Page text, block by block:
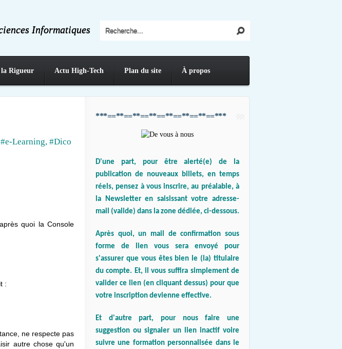
Informatiques
Rigueur Actu High-Tech Plan du site À propos
#e-Learning, #Dico
quoi la Console
:
ne respecte pas
autre chose qu'un
***==**==**==**==**==**==**==***
D'une part, pour être alerté(e) de la
publication de nouveaux billets, en temps
réels, pensez à vous inscrire, au préalable, à
la Newsletter en saisissant votre adresse-
mail (valide) dans la zone dédiée, ci-dessous.
Après quoi, un mail de confirmation sous
forme de lien vous sera envoyé pour
s'assurer que vous êtes bien le (la) titulaire
du compte. Et, il vous suffira simplement de
valider ce lien (en cliquant dessus) pour que
votre inscription devienne effective.
Et d'autre part, pour nous faire une
suggestion ou signaler un lien inactif voire
suivre une formation personnalisée dans le